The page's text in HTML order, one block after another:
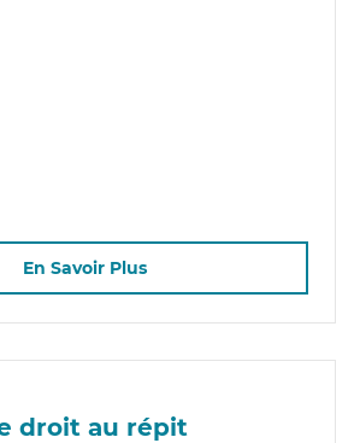
En Savoir Plus
droit au répit